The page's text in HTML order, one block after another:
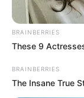
BRAINBERRIES
These 9
BRAINBERRIES
The Insane True